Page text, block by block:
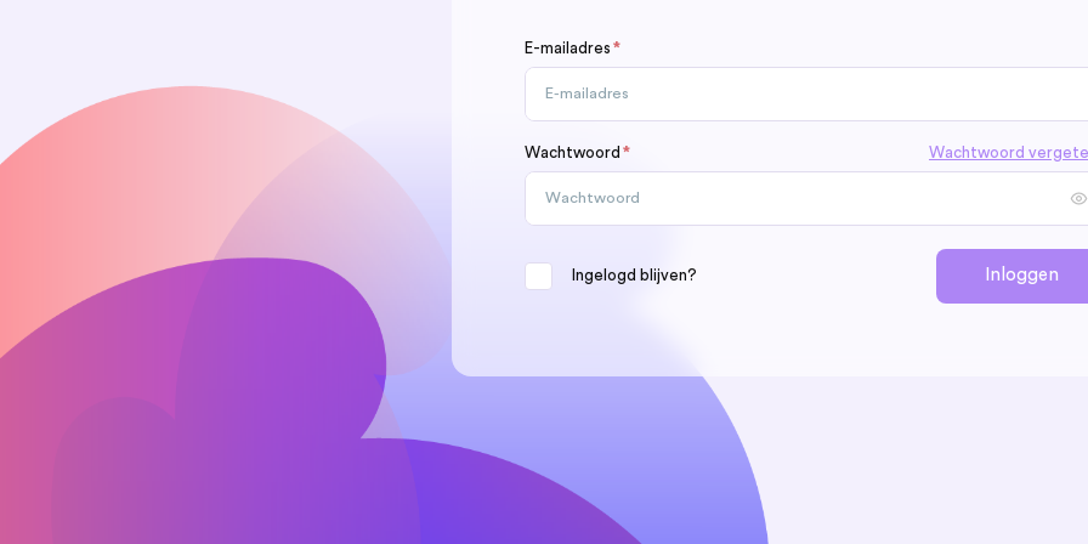
E-mailadres *
Wachtwoord * Wachtwoord
Ingelogd blijven? Inloggen